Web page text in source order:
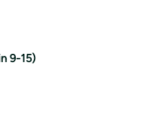
9-15)